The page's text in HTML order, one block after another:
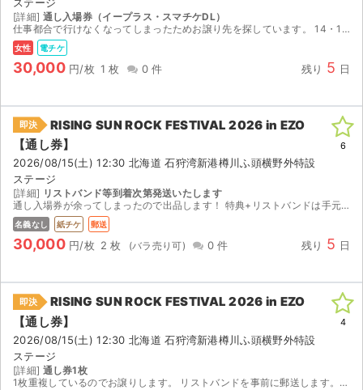
[詳細] 通し入場券（イープラス・スマチケDL）
仕事都合で行けなくなってしまったためお譲り先を探しています。 14・15日通し入場券 8/1（土）15:00~ダウンロード可能 スマチケ（分配可・認証なし）
女性 電チケ
30,000 円/枚 1 枚 0 件 残り 5 日
即決
RISING SUN ROCK FESTIVAL 2026 in EZO
【通し券】
2026/08/15(土) 12:30 北海道 石狩湾新港樽川ふ頭横野外特設
ステージ
[詳細] リストバンド等到着次第発送いたします
通し入場券が余ってしまったので出品します！ 特典+リストバンドは手元にあるので 即日発送いたします 前日または当日会場付近での手渡しも可能です
名義なし 紙チケ 郵送
30,000 円/枚 2 枚 0 件 残り 5 日
6
即決
RISING SUN ROCK FESTIVAL 2026 in EZO
【通し券】
2026/08/15(土) 12:30 北海道 石狩湾新港樽川ふ頭横野外特設
ステージ
[詳細] 通し券1枚
1枚重複しているのでお譲りします。 リストバンドを事前に郵送します。 ポーチも欲しい方、着払いでしたら可能です。
4